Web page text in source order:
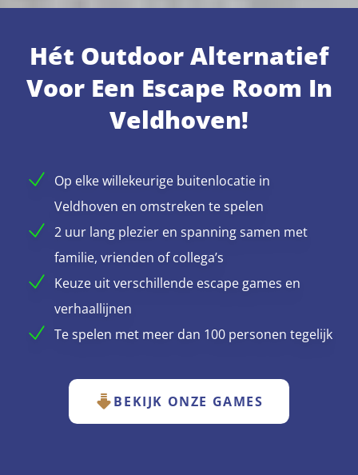
Hét Outdoor Alternatief
Voor Een Escape Room In
Veldhoven!
Op elke willekeurige buitenlocatie in
Veldhoven en omstreken te spelen
2 uur lang plezier en spanning samen met
familie, vrienden of collega’s
Keuze uit verschillende escape games en
verhaallijnen
Te spelen met meer dan 100 personen tegelijk
BEKIJK ONZE GAMES